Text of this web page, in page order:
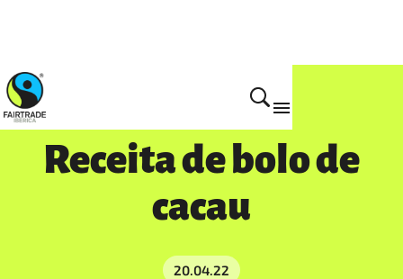
Actualidad
Receita de bolo de
cacau
20.04.22